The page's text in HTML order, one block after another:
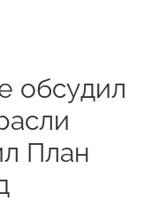
обсудил
План